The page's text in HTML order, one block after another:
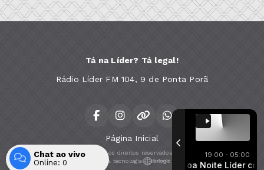
19:00 - 05:00
Boa Noite Líder com Líder FM 104.9Boa Noite Líder com
Tá na Líder? Tá legal!
Rádio Líder FM 104, 9 de Ponta Porã
Página Inicial
Todos os direitos reservados.
Com a tecnologia
Chat ao vivo
Online: 0